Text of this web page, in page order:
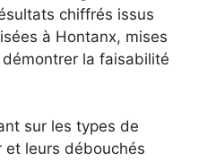
chiffrés issus
à Hontanx, mises
la faisabilité
sur les types de
et leurs débouchés